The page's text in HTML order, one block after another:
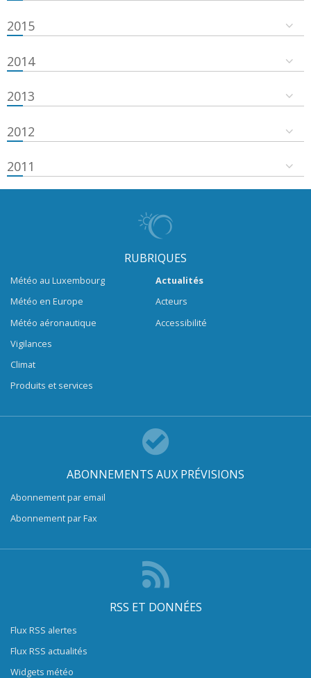
2015
2014
2013
2012
2011
RUBRIQUES
Météo au Luxembourg
Météo en Europe
Météo aéronautique
Vigilances
Climat
Produits et services
Actualités
Acteurs
Accessibilité
ABONNEMENTS AUX PRÉVISIONS
Abonnement par email
Abonnement par Fax
RSS ET DONNÉES
Flux RSS alertes
Flux RSS actualités
Widgets météo